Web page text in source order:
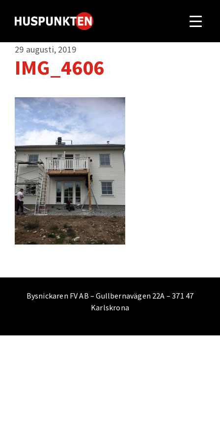
29 augusti, 2019
IMG_4606
Bysnickaren FV AB – Gullbernavägen 22A – 371 47
Karlskrona